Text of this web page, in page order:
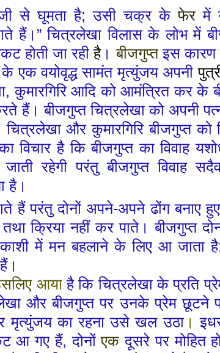
से घूमता है;उसीचक्र केफेरमें
हैं। ”चित्रलेखा विलास के लोभ में
होतीजा रहीहै।बीजगुप्तइस कारण
के एक वयोवृद्ध सामंत मृत्युंजय अपनी
,कुमारगिरि आदिको आमंत्रित कर के
हैं। बीजगुप्तचित्रलेखाको अपनी
चित्रलेखा और कुमारगिरि बीजगुप्त को
विचारहैकि बीजगुप्त का विवाह
जाती रहेगी परंतु बीजगुप्तविवाह
है।
हैं परंतु दोनों अपने-अपने ढोंग बनाए
तथा क्रिया नहीं कर पाते। बीजगुप्त
काशी में मन बहलाने केलिए आ जाता है
हैं।
आयाहै कि चित्रलेखा के प्रति
और बीजगुप्तपर उनके प्रेम छूटने
मृत्युंजय का रहना उसे खल उठा।
आ गए हैं,दोनोंएकदूसरे पर मोहित